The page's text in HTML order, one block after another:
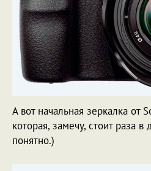
А вот начальная зеркалка от
которая, замечу, стоит раза
понятно.)